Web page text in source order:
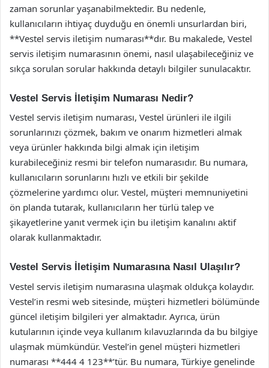
zaman sorunlar yaşanabilmektedir. Bu nedenle,
kullanıcıların ihtiyaç duyduğu en önemli unsurlardan biri,
**Vestel servis iletişim numarası**dır. Bu makalede, Vestel
servis iletişim numarasının önemi, nasıl ulaşabileceğiniz ve
sıkça sorulan sorular hakkında detaylı bilgiler sunulacaktır.
Vestel Servis İletişim Numarası Nedir?
Vestel servis iletişim numarası, Vestel ürünleri ile ilgili
sorunlarınızı çözmek, bakım ve onarım hizmetleri almak
veya ürünler hakkında bilgi almak için iletişim
kurabileceğiniz resmi bir telefon numarasıdır. Bu numara,
kullanıcıların sorunlarını hızlı ve etkili bir şekilde
çözmelerine yardımcı olur. Vestel, müşteri memnuniyetini
ön planda tutarak, kullanıcıların her türlü talep ve
şikayetlerine yanıt vermek için bu iletişim kanalını aktif
olarak kullanmaktadır.
Vestel Servis İletişim Numarasına Nasıl Ulaşılır?
Vestel servis iletişim numarasına ulaşmak oldukça kolaydır.
Vestel’in resmi web sitesinde, müşteri hizmetleri bölümünde
güncel iletişim bilgileri yer almaktadır. Ayrıca, ürün
kutularının içinde veya kullanım kılavuzlarında da bu bilgiye
ulaşmak mümkündür. Vestel’in genel müşteri hizmetleri
numarası **444 4 123**’tür. Bu numara, Türkiye genelinde